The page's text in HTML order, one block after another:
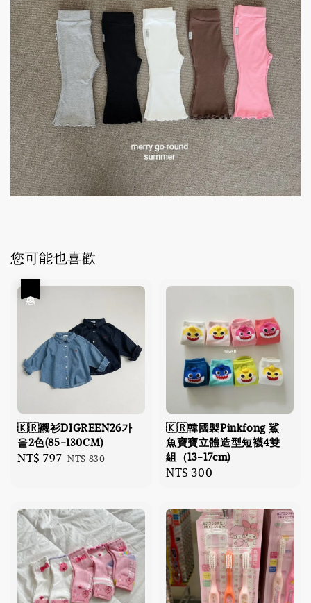
您可能也喜歡
🇰🇷襯衫DIGREEN26가
을2色(85-130CM)
Sale
NT$ 797 Regular
NT$ 830
🇰🇷韓國製Pinkfong 鯊
魚寶寶立體造型短襪4雙
組（13-17cm)
Regular
NT$ 300